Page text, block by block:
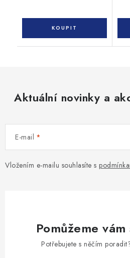
Aktuální novinky a
E-mail
Vložením e-mailu souhlasíte s
Pomůžeme
Potřebujete s něčím